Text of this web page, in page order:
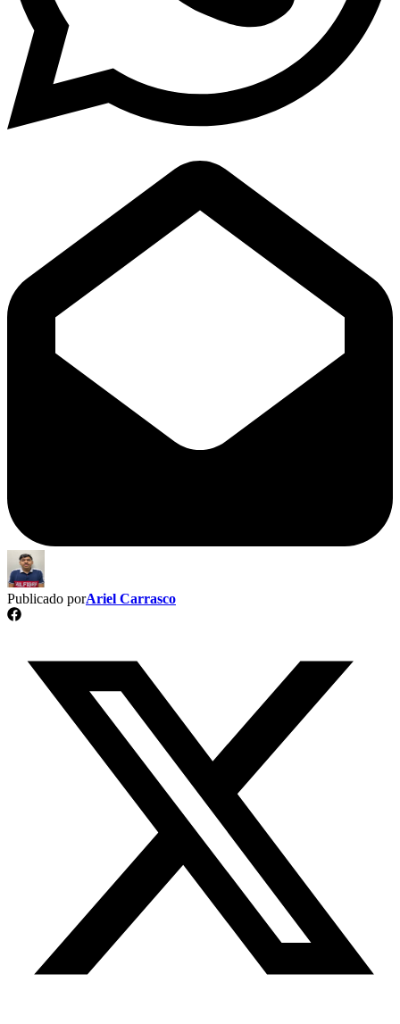
Publicado porAriel Carrasco